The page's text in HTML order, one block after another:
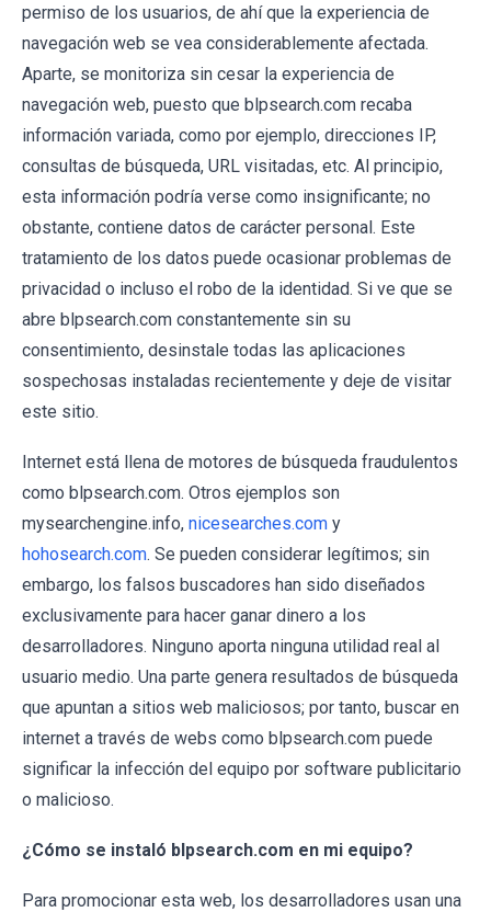
permiso de los usuarios, de ahí que la experiencia de
navegación web se vea considerablemente afectada.
Aparte, se monitoriza sin cesar la experiencia de
navegación web, puesto que blpsearch.com recaba
información variada, como por ejemplo, direcciones IP,
consultas de búsqueda, URL visitadas, etc. Al principio,
esta información podría verse como insignificante; no
obstante, contiene datos de carácter personal. Este
tratamiento de los datos puede ocasionar problemas de
privacidad o incluso el robo de la identidad. Si ve que se
abre blpsearch.com constantemente sin su
consentimiento, desinstale todas las aplicaciones
sospechosas instaladas recientemente y deje de visitar
este sitio.
Internet está llena de motores de búsqueda fraudulentos
como blpsearch.com. Otros ejemplos son
mysearchengine.info, nicesearches.com y
hohosearch.com. Se pueden considerar legítimos; sin
embargo, los falsos buscadores han sido diseñados
exclusivamente para hacer ganar dinero a los
desarrolladores. Ninguno aporta ninguna utilidad real al
usuario medio. Una parte genera resultados de búsqueda
que apuntan a sitios web maliciosos; por tanto, buscar en
internet a través de webs como blpsearch.com puede
significar la infección del equipo por software publicitario
o malicioso.
¿Cómo se instaló blpsearch.com en mi equipo?
Para promocionar esta web, los desarrolladores usan una